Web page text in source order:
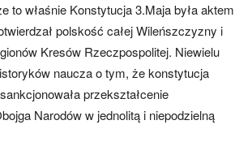
to właśnie Konstytucja 3.Maja była aktem
polskość całej Wileńszczyzny i
Kresów Rzeczpospolitej. Niewielu
naucza o tym, że konstytucja
przekształcenie
Narodów w jednolitą i niepodzielną